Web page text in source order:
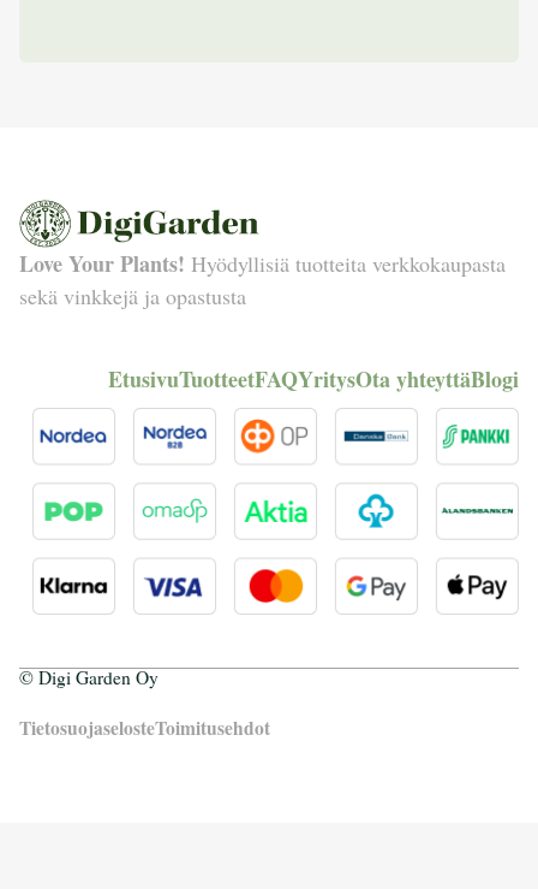
Love Your Plants! Hyödyllisiä tuotteita verkkokaupasta
sekä vinkkejä ja opastusta
EtusivuTuotteetFAQYritysOta yhteyttäBlogi
© Digi Garden Oy
TietosuojaselosteToimitusehdot